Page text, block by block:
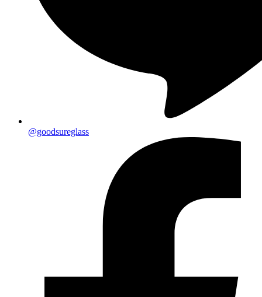
@goodsureglass